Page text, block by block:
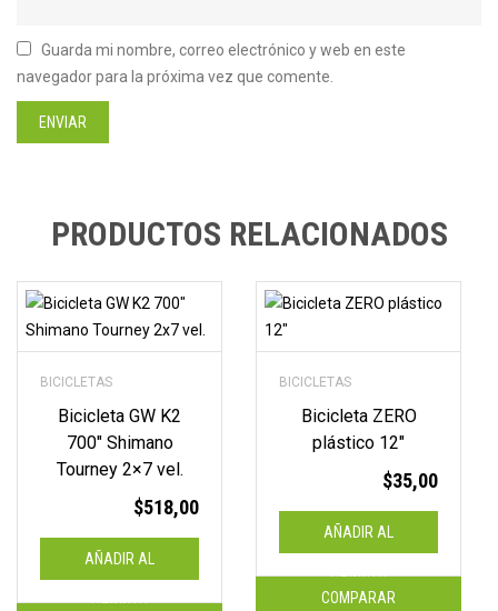
Guarda mi nombre, correo electrónico y web en este
navegador para la próxima vez que comente.
PRODUCTOS RELACIONADOS
BICICLETAS
Bicicleta GW K2
700″ Shimano
Tourney 2×7 vel.
$518,00
AÑADIR AL
CARRITO
BICICLETAS
Bicicleta ZERO
plástico 12″
$35,00
AÑADIR AL
CARRITO
COMPARAR